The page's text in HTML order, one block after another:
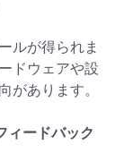
ルが得られま
ドウェアや設
があります。
ィードバック